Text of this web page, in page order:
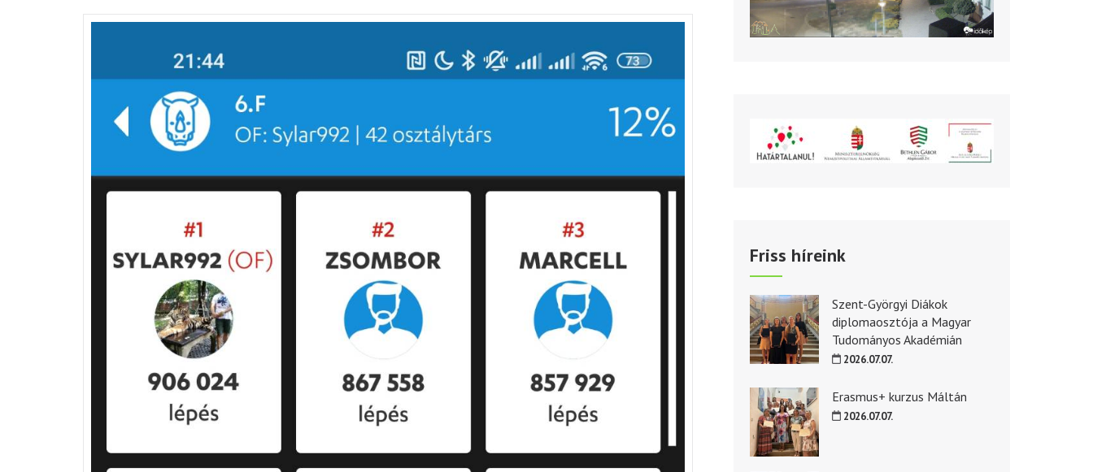
Friss híreink
Szent-Györgyi Diákok
diplomaosztója a Magyar
Tudományos Akadémián
2026.07.07.
Erasmus+ kurzus Máltán
2026.07.07.